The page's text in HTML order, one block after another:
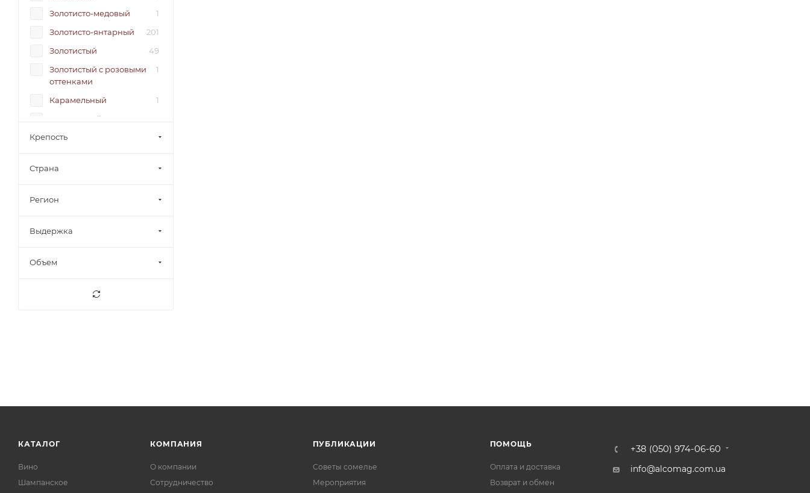
Золотисто-медовый
1
Золотисто-янтарный
201
Золотистый
49
Золотистый с розовыми
оттенками
1
Карамельный
1
Коричневый
Насыщенный золотой
3
Темно-золотой
1
Янтарно-желтый
Крепость
Страна
Регион
Выдержка
Объем
КАТАЛОГ
Вино
Шампанское
КОМПАНИЯ
О компании
Сотрудничество
ПУБЛИКАЦИИ
Советы сомелье
Мероприятия
ПОМОЩЬ
Оплата и доставка
Возврат и обмен
+38 (050) 974-06-60
info@alcomag.com.ua